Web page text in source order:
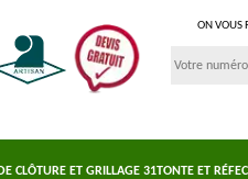
ON VOUS
CLÔTURE ET GRILLAGE 31TONTE ET